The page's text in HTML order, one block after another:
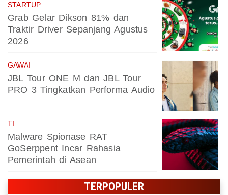
STARTUP
Grab Gelar Dikson 81% dan
Traktir Driver Sepanjang Agustus
2026
GAWAI
JBL Tour ONE M dan JBL Tour
PRO 3 Tingkatkan Performa Audio
TI
Malware Spionase RAT
GoSerppent Incar Rahasia
Pemerintah di Asean
TERPOPULER